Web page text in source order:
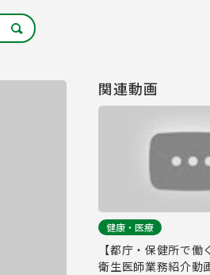
関連動画
健康・医療
【都庁・保健所で
衛生医師業務紹介動